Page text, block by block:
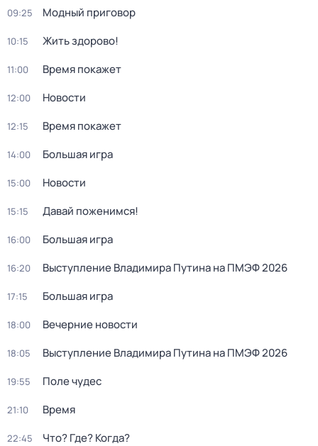
09:25 Модный приговор
10:15 Жить здорово!
11:00 Время покажет
12:00 Новости
12:15 Время покажет
14:00 Большая игра
15:00 Новости
15:15 Давай поженимся!
16:00 Большая игра
16:20 Выступление Владимира Путина на ПМЭФ 2026
17:15 Большая игра
18:00 Вечерние новости
18:05 Выступление Владимира Путина на ПМЭФ 2026
19:55 Поле чудес
21:10 Время
22:45 Что? Где? Когда?